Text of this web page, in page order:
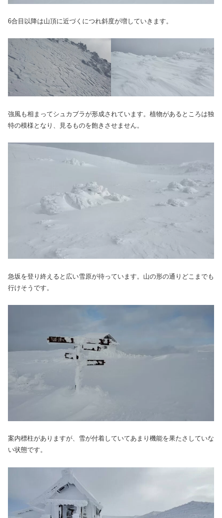
6合目以降は山頂に近づくにつれ斜度が増していきます。
強風も相まってシュカブラが形成されています。植物があるところは独
特の模様となり、見るものを飽きさせません。
急坂を登り終えると広い雪原が待っています。山の形の通りどこまでも
行けそうです。
案内標柱がありますが、雪が付着していてあまり機能を果たさしていな
い状態です。